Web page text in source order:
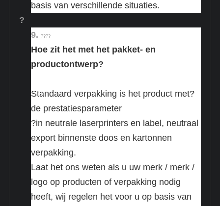
basis van verschillende situaties.
?
9. ????
Hoe zit het met het pakket- en
productontwerp?
Standaard verpakking is het product met?
de prestatiesparameter
?in neutrale laserprinters en label, neutraal
export binnenste doos en kartonnen
verpakking.
Laat het ons weten als u uw merk / merk /
logo op producten of verpakking nodig
heeft, wij regelen het voor u op basis van